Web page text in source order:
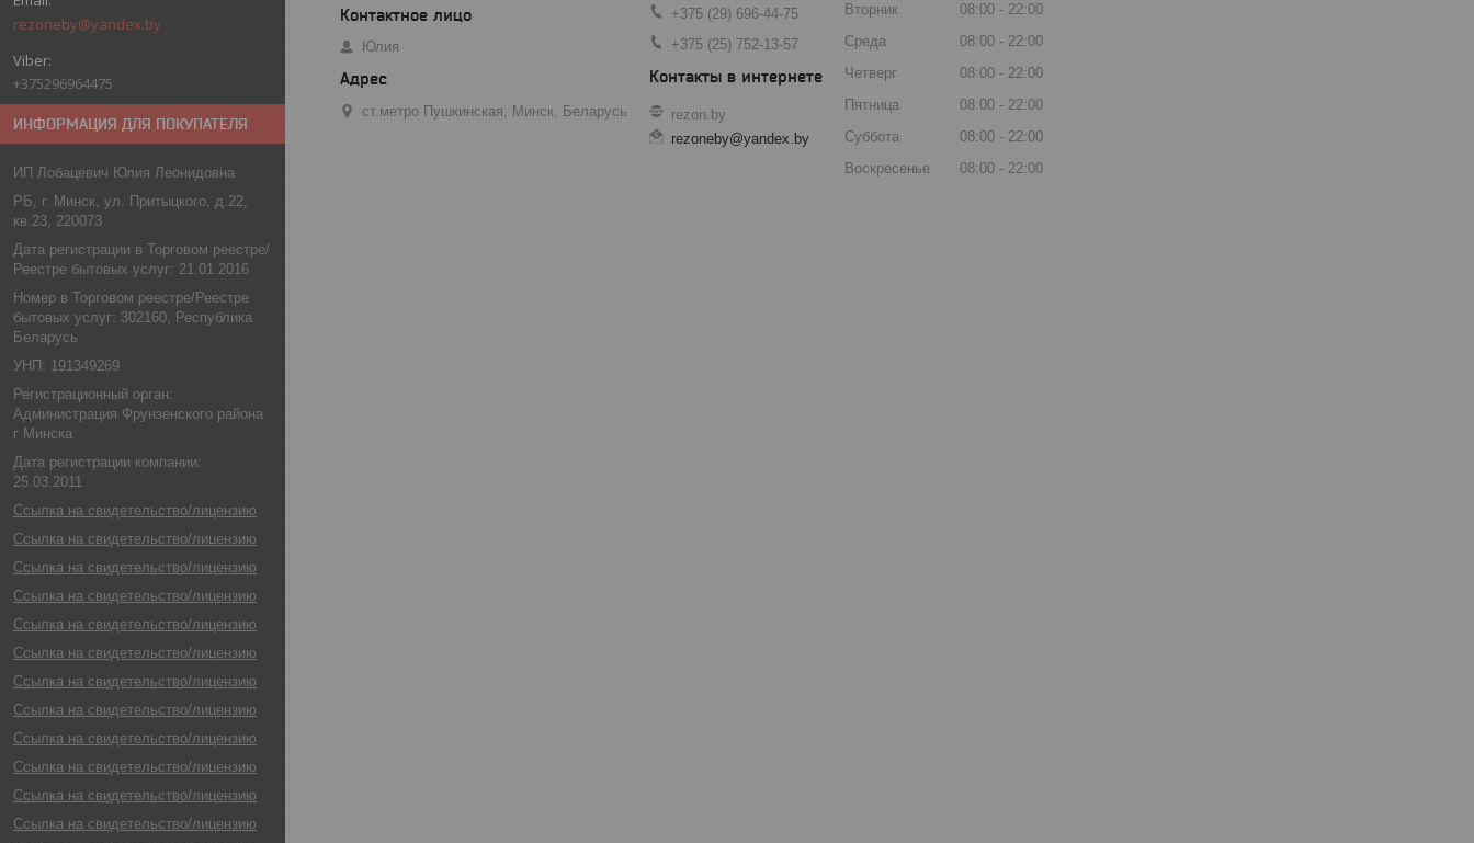
rezoneby@yandex.by
+375296964475
ИНФОРМАЦИЯ ДЛЯ ПОКУПАТЕЛЯ
ИП Лобацевич Юлия Леонидовна
РБ, г. Минск, ул. Притыцкого, д.22,
кв.23, 220073
Дата регистрации в Торговом реестре/
Реестре бытовых услуг: 21.01.2016
Номер в Торговом реестре/Реестре
бытовых услуг: 302160, Республика
Беларусь
УНП: 191349269
Регистрационный орган:
Администрация Фрунзенского района
г Минска
Дата регистрации компании:
25.03.2011
Ссылка на свидетельство/лицензию
Ссылка на свидетельство/лицензию
Ссылка на свидетельство/лицензию
Ссылка на свидетельство/лицензию
Ссылка на свидетельство/лицензию
Ссылка на свидетельство/лицензию
Ссылка на свидетельство/лицензию
Ссылка на свидетельство/лицензию
Ссылка на свидетельство/лицензию
Ссылка на свидетельство/лицензию
Ссылка на свидетельство/лицензию
Ссылка на свидетельство/лицензию
Юлия
ст.метро Пушкинская, Минск, Беларусь
+375 (29) 696-44-75
+375 (25) 752-13-57
rezon.by
rezoneby@yandex.by
Вторник
08:00
22:00
Среда
08:00
22:00
Четверг
08:00
22:00
Пятница
08:00
22:00
Суббота
08:00
22:00
Воскресенье
08:00 22:00